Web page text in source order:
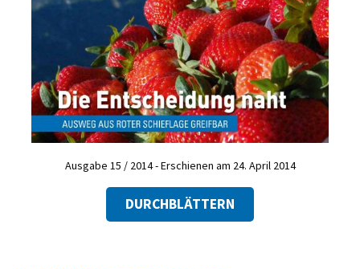
Ausgabe 15 / 2014 - Erschienen am 24. April 2014
DURCHBLÄTTERN